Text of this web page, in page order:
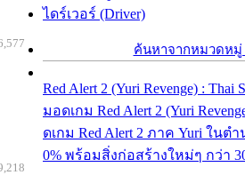
ไดร์เวอร์ (Driver)
ค้นหาจากหมวดหมู่
Red Alert 2 (Yuri Revenge) : Thai
มอดเกม Red Alert 2 (Yuri
ดเกม Red Alert 2 ภาค Yuri ใน
0% พร้อมสิ่งก่อสร้างใหม่ๆ กว่า